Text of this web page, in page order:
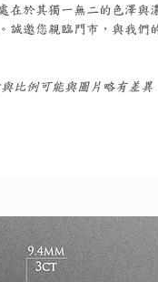
在於其獨一無二的色澤與
誠邀您親臨門市，與我們
比例可能與圖片略有差異